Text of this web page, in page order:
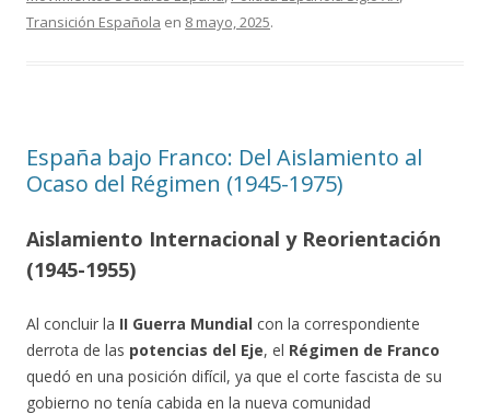
Transición Española en 8 mayo, 2025.
España bajo Franco: Del Aislamiento al
Ocaso del Régimen (1945-1975)
Aislamiento Internacional y Reorientación
(1945-1955)
Al concluir la II Guerra Mundial con la correspondiente
derrota de las potencias del Eje, el Régimen de Franco
quedó en una posición difícil, ya que el corte fascista de su
gobierno no tenía cabida en la nueva comunidad